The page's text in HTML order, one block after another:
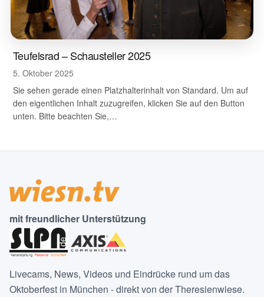
Teufelsrad – Schausteller 2025
5. Oktober 2025
Sie sehen gerade einen Platzhalterinhalt von Standard. Um auf
den eigentlichen Inhalt zuzugreifen, klicken Sie auf den Button
unten. Bitte beachten Sie,…
mit freundlicher Unterstützung
Livecams, News, Videos und Eindrücke rund um das
Oktoberfest in München - direkt von der Theresienwiese.